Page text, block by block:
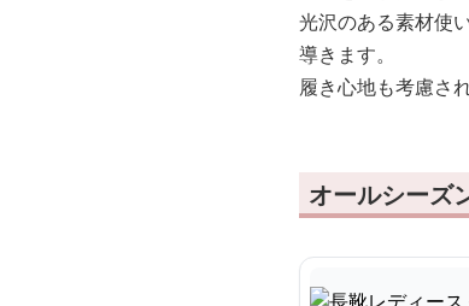
光沢のある素材使
導きます。
履き心地も考慮さ
オールシーズ